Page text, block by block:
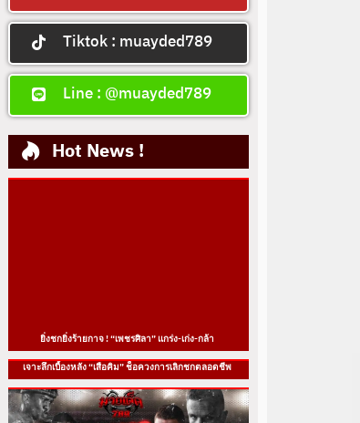
Tiktok : muayded789
Line : @muayded789
Hot News !
ยิ่งชกยิ่งร้ายกาจ ! “เพชรศิลา” แกร่ง-เก่ง-กล้า
เจาะลึกเบื้องหลัง “เสือคิม” ช็อควงการเลิกชกตลอดชีพ